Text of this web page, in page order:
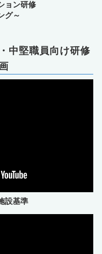
ョン研修
グ～
中堅職員向け研修
設基準